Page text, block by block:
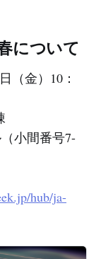
について
（金）10：
小間番号7-
hub/ja-